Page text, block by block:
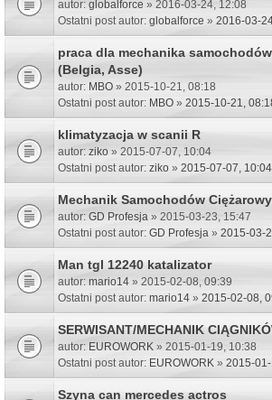
autor: globalforce » 2016-03-24, 12:08
Ostatni post autor: globalforce » 2016-03-
praca dla mechanika
(Belgia, Asse)
autor: MBO » 2015-10-21, 08:18
Ostatni post autor: MBO » 2015-10-21,
klimatyzacja w scanii R
autor: ziko » 2015-07-07, 10:04
Ostatni post autor: ziko » 2015-07-07, 10:04
Mechanik Samochodów
autor: GD Profesja » 2015-03-23, 15:47
Ostatni post autor: GD Profesja » 2015-03-
Man tgl 12240 katalizator
autor: mario14 » 2015-02-08, 09:39
Ostatni post autor: mario14 » 2015-02-08,
SERWISANT/MECHANIK
autor: EUROWORK » 2015-01-19, 10:38
Ostatni post autor: EUROWORK » 2015-
Szyna can mercedes actros